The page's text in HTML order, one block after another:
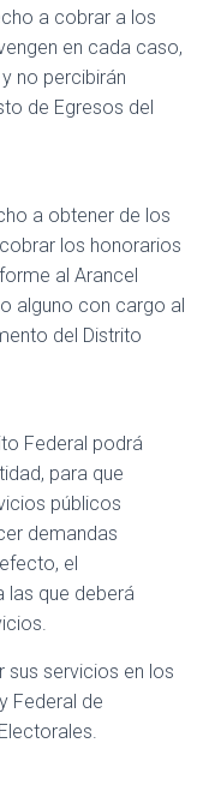
a cobrar a los
en cada caso,
no percibirán
de Egresos del
a obtener de los
los honorarios
al Arancel
alguno con cargo al
del Distrito
Federal podrá
para que
públicos
demandas
el
las que deberá
servicios en los
Federal de